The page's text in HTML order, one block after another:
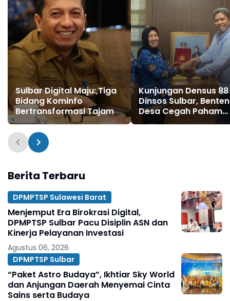
Sulbar Digital Maju:,Tiga
Bidang Kominfo
Bertransformasi Tajam
Kunjungan Densus
Dinsos Sulbar,
Desa Cegah Paham
Ekstrem
Berita Terbaru
DPMPTSP Sulawesi Barat
Menjemput Era Birokrasi Digital,
DPMPTSP Sulbar Pacu Disiplin ASN dan
Kinerja Pelayanan Investasi
Agustus 06, 2026
DPMPTSP Sulbar
“Paket Astro Budaya”, Ikhtiar Sky World
dan Anjungan Daerah Menyemai Cinta
Sains serta Budaya